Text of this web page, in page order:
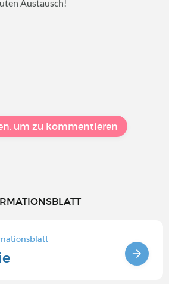
Austausch!
um zu kommentieren